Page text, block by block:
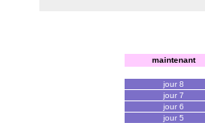
maintenant
jour 8
jour 7
jour 6
jour 5